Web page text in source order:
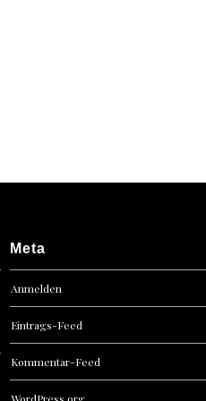
Meta
Anmelden
Eintrags-Feed
Kommentar-Feed
WordPress.org